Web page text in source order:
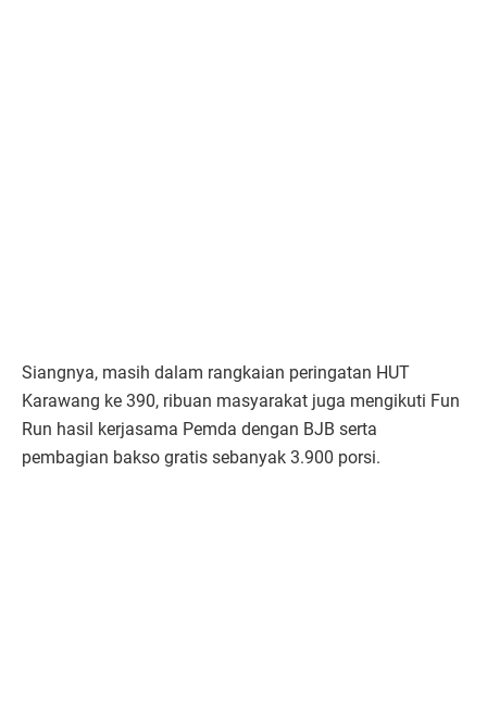
Siangnya, masih dalam rangkaian peringatan HUT
Karawang ke 390, ribuan masyarakat juga mengikuti Fun
Run hasil kerjasama Pemda dengan BJB serta
pembagian bakso gratis sebanyak 3.900 porsi.